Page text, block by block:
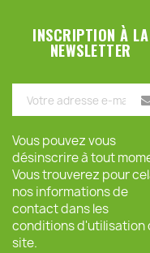
INSCRIPTION À LA
NEWSLETTER
Vous pouvez vous
désinscrire à tout
Vous trouverez pour
nos informations de
contact dans les
conditions d'utilisation
site.